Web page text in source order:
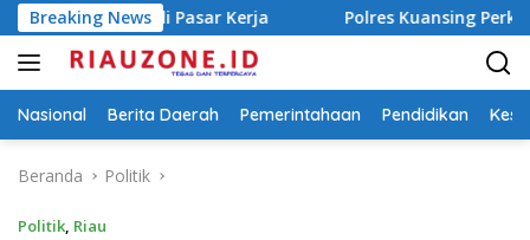
Langsung
ke
konten
Breaking News
di Pasar Kerja Polres Kuansing Perkuat Ketahanan
Nasional Berita Daerah Pemerintahaan Pendidikan
Beranda Politik
Politik, Riau